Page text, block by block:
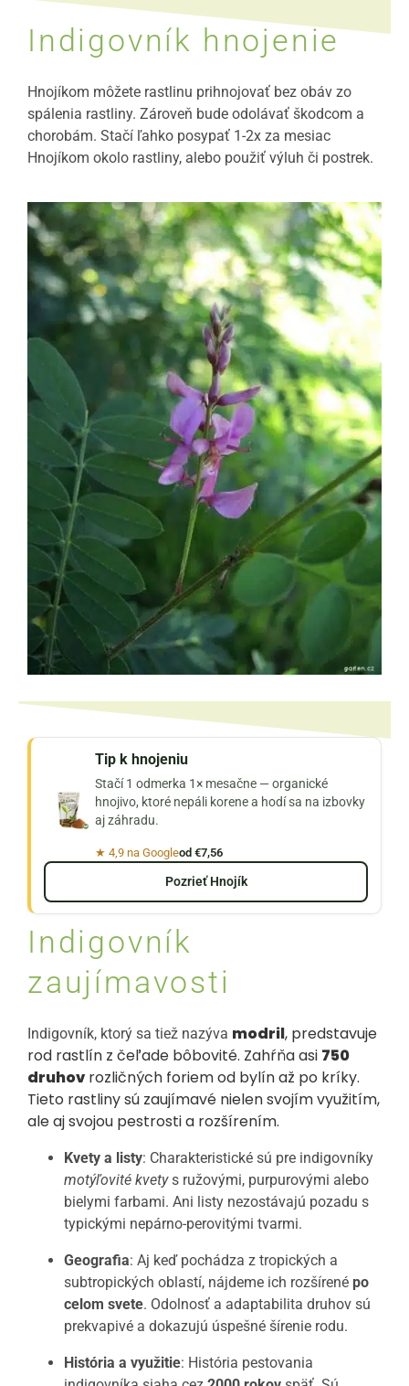
Indigovník hnojenie
Hnojíkom môžete rastlinu prihnojovať bez obáv zo
spálenia rastliny. Zároveň bude odolávať škodcom a
chorobám. Stačí ľahko posypať 1-2x za mesiac
Hnojíkom okolo rastliny, alebo použiť výluh či postrek.
Tip k hnojeniu
Stačí 1 odmerka 1× mesačne — organické
hnojivo, ktoré nepáli korene a hodí sa na izbovky
aj záhradu.
★ 4,9 na Googleod €7,56
Pozrieť Hnojík
Indigovník
zaujímavosti
Indigovník, ktorý sa tiež nazýva modril, predstavuje
rod rastlín z čeľade bôbovité. Zahŕňa asi 750
druhov rozličných foriem od bylín až po kríky.
Tieto rastliny sú zaujímavé nielen svojím využitím,
ale aj svojou pestrosti a rozšírením.
Kvety a listy: Charakteristické sú pre indigovníky
motýľovité kvetys ružovými, purpurovými alebo
bielymi farbami. Ani listy nezostávajú pozadu s
typickými nepárno-perovitými tvarmi.
Geografia: Aj keď pochádza z tropických a
subtropických oblastí, nájdeme ich rozšírené po
celom svete. Odolnosť a adaptabilita druhov sú
prekvapivé a dokazujú úspešné šírenie rodu.
História a využitie: História pestovania